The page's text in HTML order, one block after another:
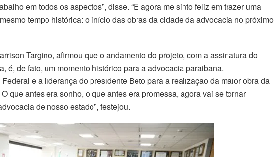
em todos os aspectos”, disse. “E agora me sinto feliz em trazer uma
tempo histórica: o início das obras da cidade da advocacia no próximo
Targino, afirmou que o andamento do projeto, com a assinatura do
é, de fato, um momento histórico para a advocacia paraibana.
e a liderança do presidente Beto para a realização da maior obra da
que antes era sonho, o que antes era promessa, agora vai se tornar
de nosso estado”, festejou.